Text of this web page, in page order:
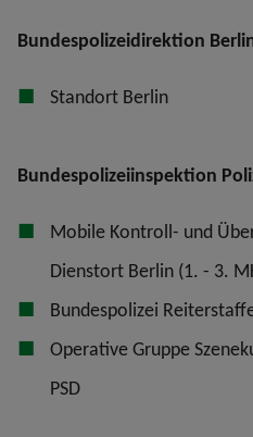
Bundespolizeidirektion
Standort Berlin
Bundespolizeiinspektion
Mobile Kontroll- und
Dienstort Berlin (1. - 3.
Bundespolizei
Operative Gruppe
PSD